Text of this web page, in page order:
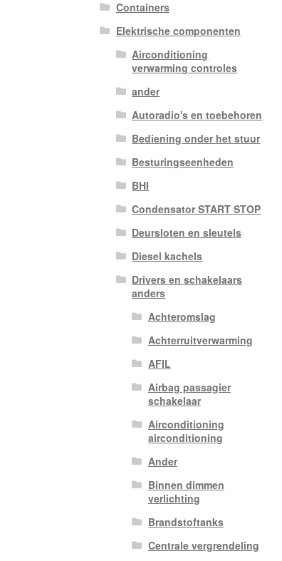
Containers
Elektrische componenten
Airconditioning
verwarming controles
ander
Autoradio's en toebehoren
Bediening onder het stuur
Besturingseenheden
BHI
Condensator START STOP
Deursloten en sleutels
Diesel kachels
Drivers en schakelaars
anders
Achteromslag
Achterruitverwarming
AFIL
Airbag passagier
schakelaar
Airconditioning
airconditioning
Ander
Binnen dimmen
verlichting
Brandstoftanks
Centrale vergrendeling